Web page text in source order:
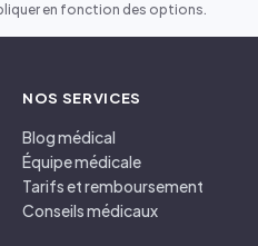
en fonction des options.
NOS SERVICES
Blog médical
Équipe médicale
Tarifs et remboursement
Conseils médicaux